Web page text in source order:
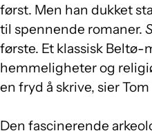
først. Men han dukket
til spennende romaner.
første. Et klassisk
hemmeligheter og
en fryd å skrive, sier
Den fascinerende